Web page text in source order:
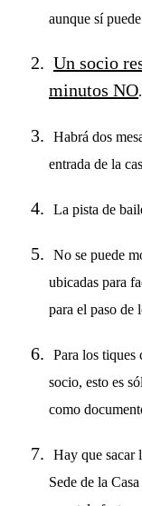
aunque sí
Un socio
minutos NO.
Habrá dos
entrada de la
La pista de
No se puede
ubicadas para
para el paso de
Para los tiques
socio, esto es
como
Hay que sacar
Sede de la